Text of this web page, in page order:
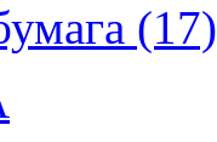
(17)